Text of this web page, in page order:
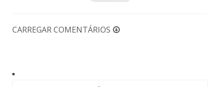
CARREGAR COMENTÁRIOS